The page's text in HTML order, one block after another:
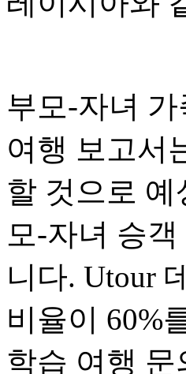
부모-자녀
여행 보고서
할 것으로
모-자녀 승
니다. Utour
비율이 60%
학습 여행